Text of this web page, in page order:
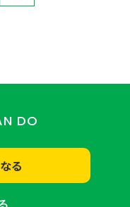
DO
る